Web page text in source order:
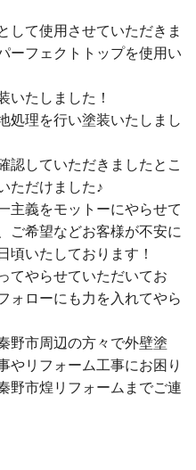
して使用させていただきま
ーフェクトトップを使用い
いたしました！
処理を行い塗装いたしまし
認していただきましたとこ
ただけました♪
主義をモットーにやらせて
ご希望などお客様が不安に
頃いたしております！
てやらせていただいてお
ォローにも力を入れてやら
野市周辺の方々で外壁塗
やリフォーム工事にお困り
野市煌リフォームまでご連